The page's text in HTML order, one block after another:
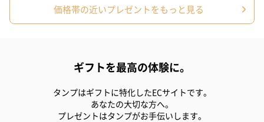
（2,390円）
（1,760円）
価格帯の近いプレゼントをもっと見る
ギフトを最高の体験に。
タンプはギフトに特化したECサイトです。
あなたの大切な方へ。
プレゼントはタンプがお手伝いします。